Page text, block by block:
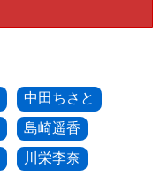
中田ちさと
島崎遥香
川栄李奈